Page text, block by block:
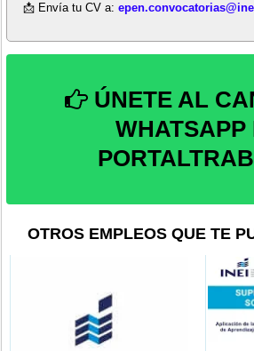
📩 Envía tu CV a:
ÚNETE AL
WHATSAPP
OTROS EMPLEOS QUE TE